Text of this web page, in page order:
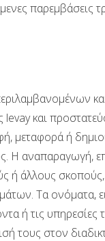
και
μεταφορά ή
Η
άλλους
Τα ονόματα,
ή τις
τους στον